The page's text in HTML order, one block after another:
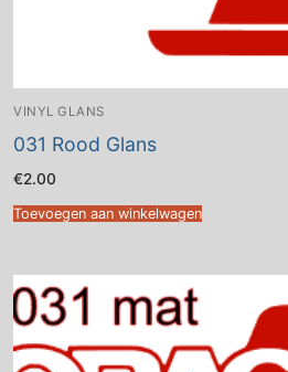
VINYL GLANS
031 Rood Glans
€2.00
Toevoegen aan winkelwagen